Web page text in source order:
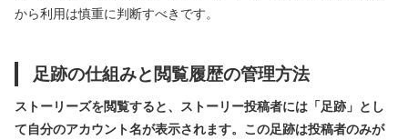
から利用は慎重に判断すべきです。
足跡の仕組みと閲覧履歴の管理方法
ストーリーズを閲覧すると、ストーリー投稿者には「足跡」とし
て自分のアカウント名が表示されます。この足跡は投稿者のみが